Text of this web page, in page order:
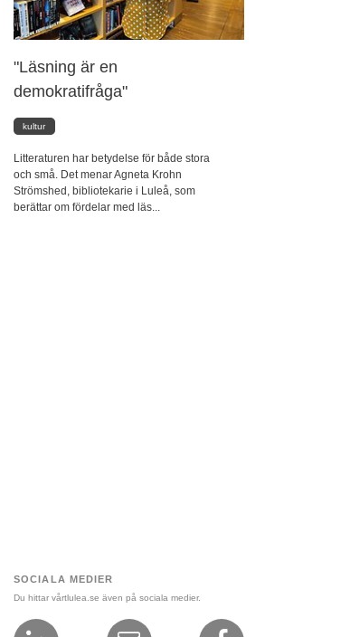
"Läsning är en
demokratifråga"
kultur
Litteraturen har betydelse för både stora
och små. Det menar Agneta Krohn
Strömshed, bibliotekarie i Luleå, som
berättar om fördelar med läs...
SOCIALA MEDIER
Du hittar vårtlulea.se även på sociala medier.